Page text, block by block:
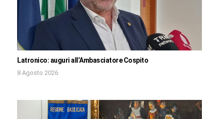
Latronico: auguri all’Ambasciatore Cospito
8 Agosto 2026